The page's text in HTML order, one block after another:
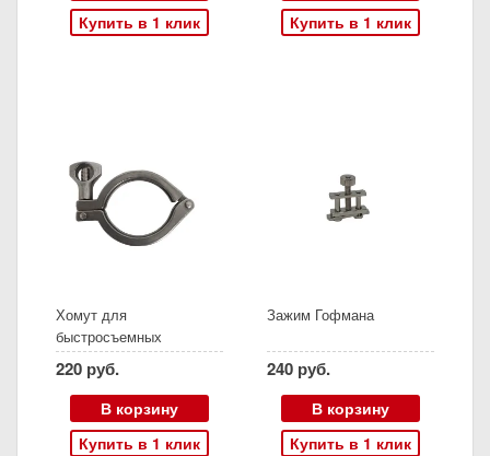
Купить в 1 клик
Купить в 1 клик
Хомут для
быстросъемных
соединений 2" (без
патрубков и прокладки)
220 руб.
В корзину
Купить в 1 клик
Зажим Гофмана
240 руб.
В корзину
Купить в 1 клик